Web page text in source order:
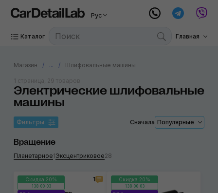
Рус
Каталог Главная
Магазин ... Шлифовальные машины
Электрические шлифовальные
машины
1 страница, 29 товаров
Фильтры Сначала Популярные
Вращение
Планетарное1Эксцентриковое28
Скидка 20%
138:00:02
1 Скидка 20%
138:00:02